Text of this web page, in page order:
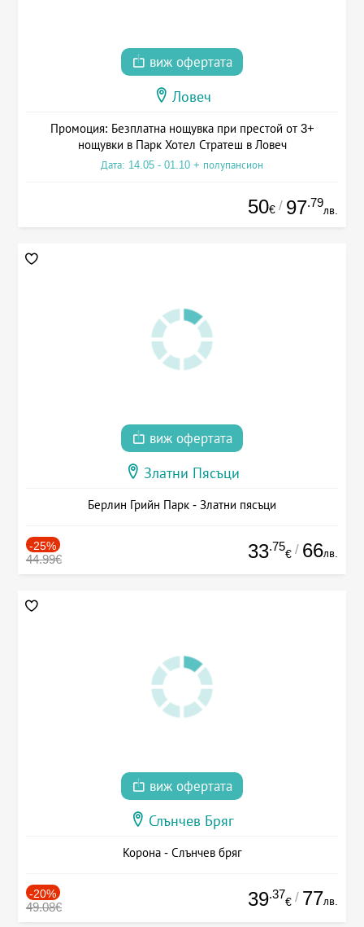
виж офертата
Ловеч
Промоция: Безплатна нощувка при престой от 3+
нощувки в Парк Хотел Стратеш в Ловеч
Дата: 14.05 - 01.10 + полупансион
50€ / 97.79
лв.
виж офертата
Златни Пясъци
Берлин Грийн Парк - Златни пясъци
-25%
44.99€ 33.75
€ / 66лв.
виж офертата
Слънчев Бряг
Корона - Слънчев бряг
-20%
49.08€ 39.37
€ / 77лв.